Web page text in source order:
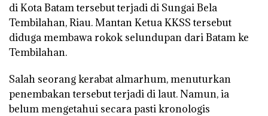
di Kota Batam tersebut terjadi di Sungai Bela
Tembilahan, Riau. Mantan Ketua KKSS tersebut
diduga membawa rokok selundupan dari Batam ke
Tembilahan.
Salah seorang kerabat almarhum, menuturkan
penembakan tersebut terjadi di laut. Namun, ia
belum mengetahui secara pasti kronologis